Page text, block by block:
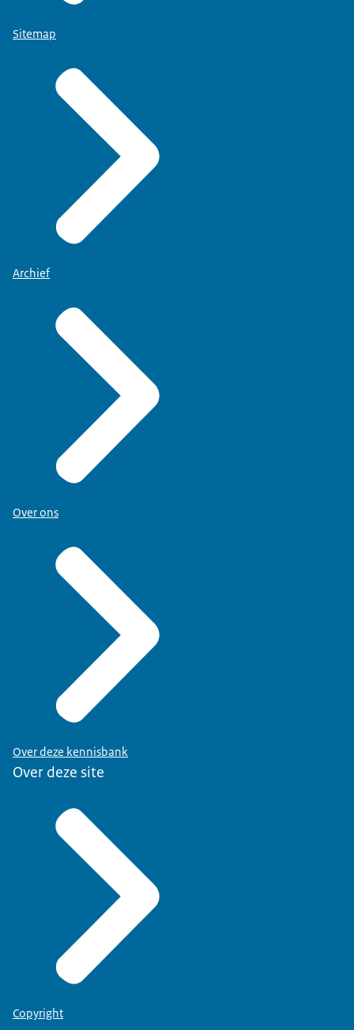
Sitemap
Archief
Over ons
Over deze kennisbank
Over deze site
Copyright